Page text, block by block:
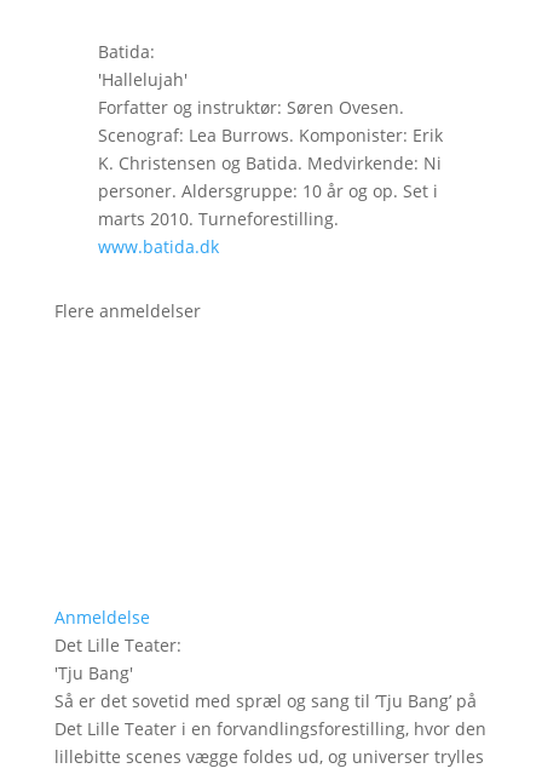
Batida:
'Hallelujah'
Forfatter og instruktør: Søren Ovesen.
Scenograf: Lea Burrows. Komponister: Erik
K. Christensen og Batida. Medvirkende: Ni
personer. Aldersgruppe: 10 år og op. Set i
marts 2010. Turneforestilling.
www.batida.dk
Flere anmeldelser
Anmeldelse
Det Lille Teater:
'Tju Bang'
Så er det sovetid med spræl og sang til ’Tju Bang’ på
Det Lille Teater i en forvandlingsforestilling, hvor den
lillebitte scenes vægge foldes ud, og universer trylles